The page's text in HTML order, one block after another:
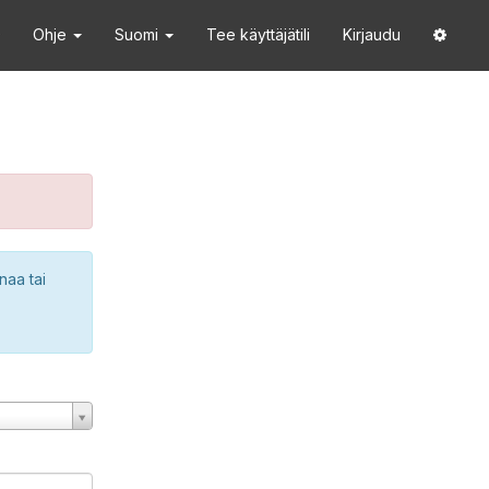
Ohje Suomi Tee käyttäjätili Kirjaudu
tai